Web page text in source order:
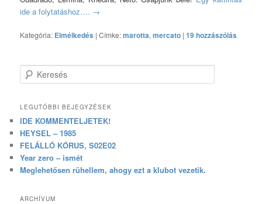
ide a folytatáshoz…. →
Kategória: Elmélkedés |Címke:marotta,mercato |19 hozzászólás
Keresés
LEGUTÓBBI BEJEGYZÉSEK
IDE KOMMENTELJETEK!
HEYSEL – 1985
FELÁLLÓ KÓRUS, S02E02
Year zero – ismét
Meglehetősen rühellem, ahogy ezt a klubot vezetik.
ARCHÍVUM